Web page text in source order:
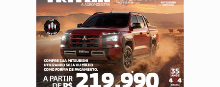
VÍDEO:Ladrão é filmado furtando moto na frente do bar
BOLSAS DE PESQUISA:Iniciativa Amazônia+10 lança chamada para fortalecer
MATERIAL:Brasil tem grandes reservas de urânio, mas produz pouco e
VÍDEO:Serpente capturada na fábrica da Coca-Cola é